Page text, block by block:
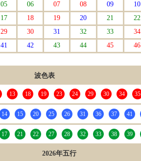
05 06 07 08 09 10
17 18 19 20 21 22
29 30 31 32 33 34
41 42 43 44 45 46
波色表
13 18 19 23 24 29 30 34 35
14 15 20 25 26 31 36 37 41
17 21 22 27 28 32 33 38 39
2026年五行